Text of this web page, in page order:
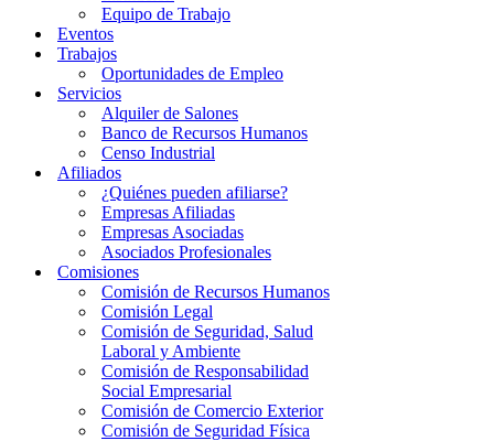
Equipo de Trabajo
Eventos
Trabajos
Oportunidades de Empleo
Servicios
Alquiler de Salones
Banco de Recursos Humanos
Censo Industrial
Afiliados
¿Quiénes pueden afiliarse?
Empresas Afiliadas
Empresas Asociadas
Asociados Profesionales
Comisiones
Comisión de Recursos Humanos
Comisión Legal
Comisión de Seguridad, Salud
Laboral y Ambiente
Comisión de Responsabilidad
Social Empresarial
Comisión de Comercio Exterior
Comisión de Seguridad Física